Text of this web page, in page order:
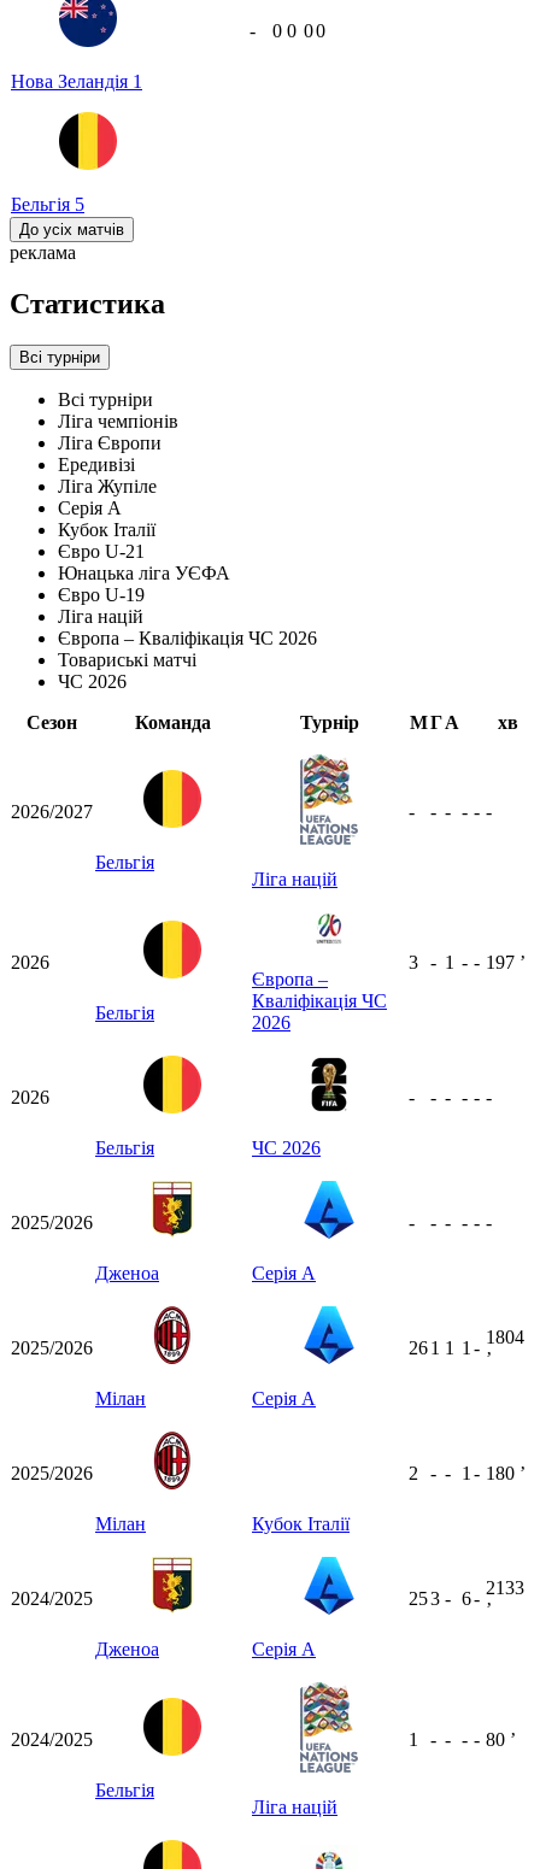
Нова Зеландія 1
Бельгія 5
- 0 0 00
До усіх матчів
реклама
Статистика
Всі турніри
Всі турніри
Ліга чемпіонів
Ліга Європи
Ередивізі
Ліга Жупіле
Серія А
Кубок Італії
Євро U-21
Юнацька ліга УЄФА
Євро U-19
Ліга націй
Європа – Кваліфікація ЧС 2026
Товариські матчі
ЧС 2026
Сезон
Команда Турнір МГА хв
2026/2027
Бельгія
Ліга націй
- - - - - -
2026
Бельгія
Європа –
Кваліфікація ЧС
2026
3 - 1 - - 197 ʼ
2026
Бельгія ЧС 2026
- - - - - -
2025/2026
Дженоа Серія А
- - - - - -
2025/2026
Мілан Серія А
261 1 1 -
1804
ʼ
2025/2026
Мілан Кубок Італії
2 - - 1 - 180 ʼ
2024/2025
Дженоа Серія А
253 - 6-
2133
ʼ
2024/2025
Бельгія
Ліга націй
1 - - - - 80 ʼ